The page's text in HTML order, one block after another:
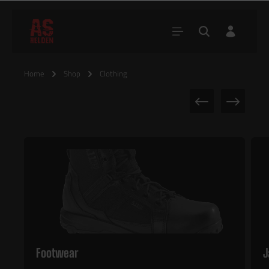
Home Shop Clothing
Footwear